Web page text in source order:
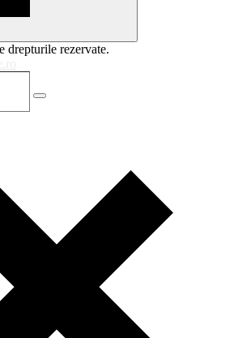
drepturile rezervate.
Search